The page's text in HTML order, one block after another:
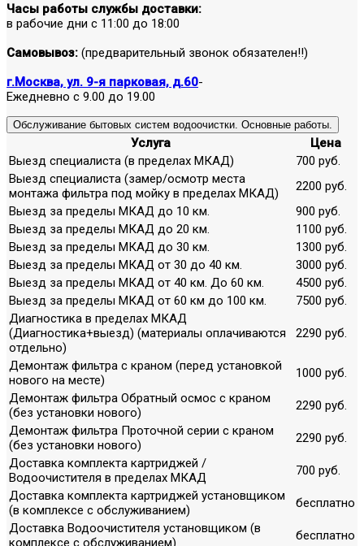
Часы работы службы доставки:
в рабочие дни с 11:00 до 18:00
Самовывоз: (предварительный звонок обязателен!!)
г.Москва, ул. 9-я парковая, д.60-
Ежедневно с 9.00 до 19.00
Обслуживание бытовых систем водоочистки. Основные работы.
Услуга
Цена
Выезд специалиста (в пределах МКАД)
700 руб.
Выезд специалиста (замер/осмотр места
монтажа фильтра под мойку в пределах МКАД)
2200 руб.
Выезд за пределы МКАД до 10 км.
900 руб.
Выезд за пределы МКАД до 20 км.
1100 руб.
Выезд за пределы МКАД до 30 км.
1300 руб.
Выезд за пределы МКАД от 30 до 40 км.
3000 руб.
Выезд за пределы МКАД от 40 км. До 60 км.
4500 руб.
Выезд за пределы МКАД от 60 км до 100 км.
7500 руб.
Диагностика в пределах МКАД
(Диагностика+выезд) (материалы оплачиваются
отдельно)
2290 руб.
Демонтаж фильтра с краном (перед установкой
нового на месте)
1000 руб.
Демонтаж фильтра Обратный осмос с краном
(без установки нового)
2290 руб.
Демонтаж фильтра Проточной серии с краном
(без установки нового)
2290 руб.
Доставка комплекта картриджей /
Водоочистителя в пределах МКАД
700 руб.
Доставка комплекта картриджей установщиком
(в комплексе с обслуживанием)
бесплатно
Доставка Водоочистителя установщиком (в
комплексе с обслуживанием)
бесплатно